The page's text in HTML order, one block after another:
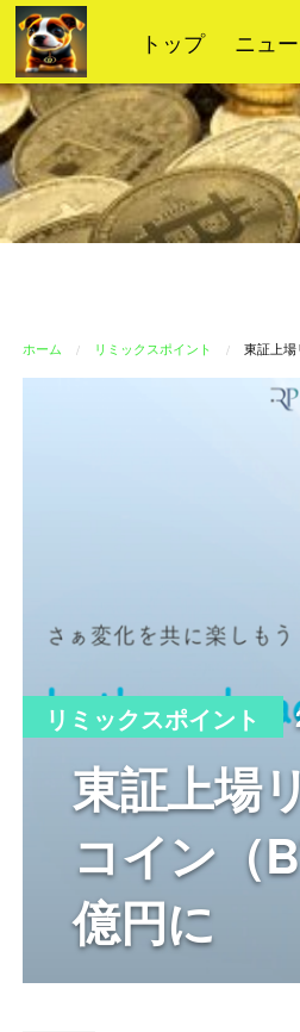
コ
ン
テ
ン
ツ
へ
ス
キ
ッ
トップ ニュ
ホーム リミックスポイント 東証上
リミックスポイント
東証上場
コイン（
億円に